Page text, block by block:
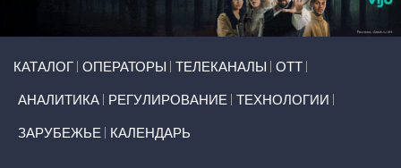
КАТАЛОГ ОПЕРАТОРЫ ТЕЛЕКАНАЛЫ ОТТ
АНАЛИТИКА РЕГУЛИРОВАНИЕ ТЕХНОЛОГИИ
ЗАРУБЕЖЬЕ КАЛЕНДАРЬ